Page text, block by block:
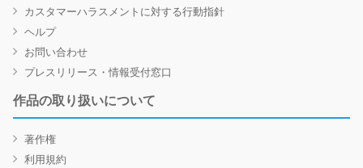
カスタマーハラスメントに対する行動指針
ヘルプ
お問い合わせ
プレスリリース・情報受付窓口
作品の取り扱いについて
著作権
利用規約